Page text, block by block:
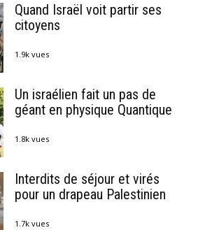
Quand Israël voit partir ses
citoyens
1.9k vues
Un israélien fait un pas de
géant en physique Quantique
1.8k vues
Interdits de séjour et virés
pour un drapeau Palestinien
1.7k vues